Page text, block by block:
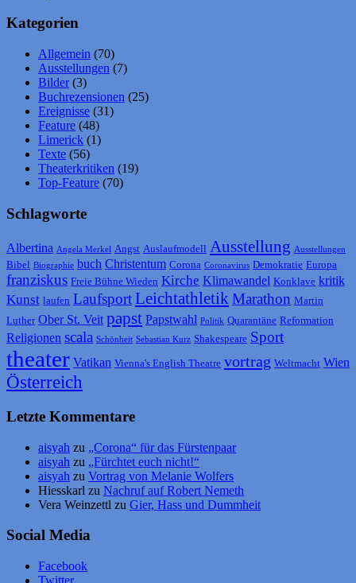
Kategorien
Allgemein (70)
Ausstellungen (7)
Bilder(3)
Buchrezensionen (25)
Ereignisse (31)
Feature (48)
Limerick (1)
Texte (56)
Theaterkritiken (19)
Top-Feature (70)
Schlagworte
Albertina Angela Merkel Angst Auslaufmodell Ausstellung Ausstellungen
Bibel Biographie buch Christentum Corona Coronavirus Demokratie Europa
franziskus Freie Bühne Wieden Kirche Klimawandel Konklave kritik
Kunst laufen LaufsportLeichtathletikMarathon Martin
Luther Ober St. Veit papst Papstwahl Politik Quarantäne Reformation
Religionen scala Schönheit Sebastian Kurz Shakespeare Sport
theater Vatikan Vienna's English Theatre vortrag Weltmacht Wien
Österreich
Letzte Kommentare
aisyah zu „Corona“ für das Fürstenpaar
aisyah zu „Fürchtet euch nicht!“
aisyah zu Vortrag von Melanie Wolfers
Hiesskarl zu Nachruf auf Robert Nemeth
Vera Weinzettl zu Gier, Hass und Dummheit
Social Media
Facebook
Twitter